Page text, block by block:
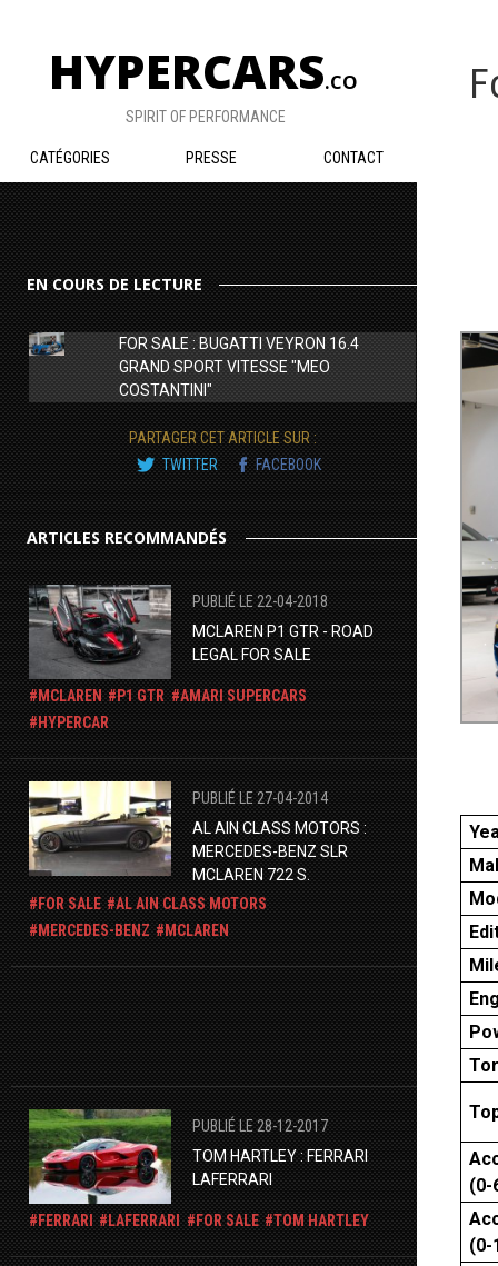
HYPERCARS.CO
SPIRIT OF PERFORMANCE
CATÉGORIES PRESSE CONTACT
EN COURS DE LECTURE
FOR SALE : BUGATTI VEYRON 16.4
GRAND SPORT VITESSE "MEO
COSTANTINI"
PARTAGER CET ARTICLE SUR :
TWITTER
FACEBOOK
ARTICLES RECOMMANDÉS
PUBLIÉ LE 22-04-2018
MCLAREN P1 GTR - ROAD
LEGAL FOR SALE
MCLAREN P1 GTR
AMARI SUPERCARS
HYPERCAR
PUBLIÉ LE 27-04-2014
AL AIN CLASS MOTORS :
MERCEDES-BENZ SLR
MCLAREN 722 S.
FOR SALE
AL AIN CLASS MOTORS
MERCEDES-BENZ
MCLAREN
PUBLIÉ LE 28-12-2017
TOM HARTLEY : FERRARI
LAFERRARI
FERRARI LAFERRARI FOR SALE TOM HARTLEY
(0-
(0-